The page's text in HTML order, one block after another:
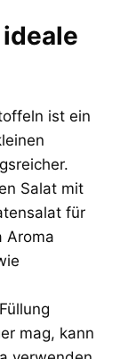
ist ein
Salat mit
für
Aroma
mag, kann